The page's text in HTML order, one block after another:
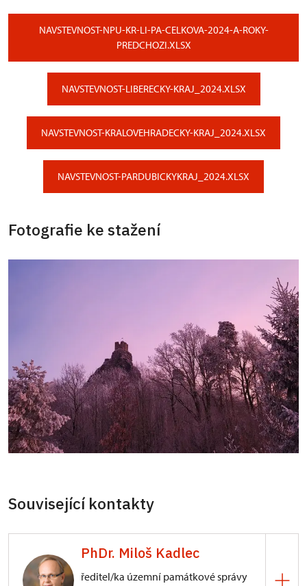
NAVSTEVNOST-NPU-KR-LI-PA-CELKOVA-2024-A-ROKY-
PREDCHOZI.XLSX
NAVSTEVNOST-LIBERECKY-KRAJ_2024.XLSX
NAVSTEVNOST-KRALOVEHRADECKY-KRAJ_2024.XLSX
NAVSTEVNOST-PARDUBICKYKRAJ_2024.XLSX
Fotografie ke stažení
Související kontakty
PhDr. Miloš Kadlec
ředitel/ka územní památkové správy